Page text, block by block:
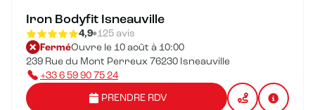
Iron Bodyfit Isneauville
4,9 125 avis
FerméOuvre le 10 août à 10:00
239 Rue du Mont Perreux 76230 Isneauville
+33 6 59 90 75 24
PRENDRE RDV